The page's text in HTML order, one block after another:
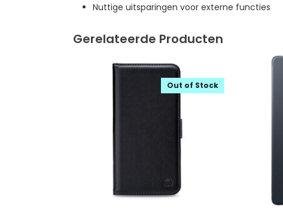
Nuttige uitsparingen voor externe functies
Gerelateerde Producten
Out of Stock